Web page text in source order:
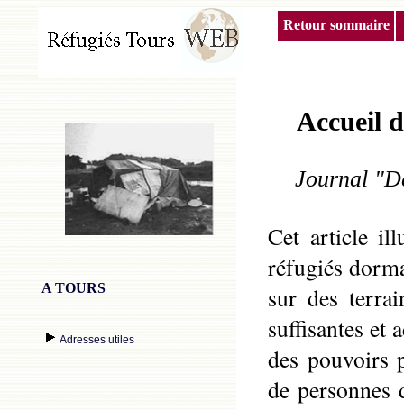
Retour sommaire
A TOURS
Adresses utiles
Accueil
Journal
Cet article
réfugiés
sur des
suffisantes et
des pouvoirs
de personnes